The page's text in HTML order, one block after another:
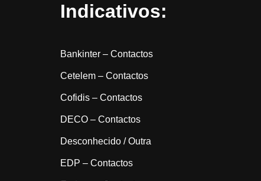
Indicativos:
Bankinter – Contactos
Cetelem – Contactos
Cofidis – Contactos
DECO – Contactos
Desconhecido / Outra
EDP – Contactos